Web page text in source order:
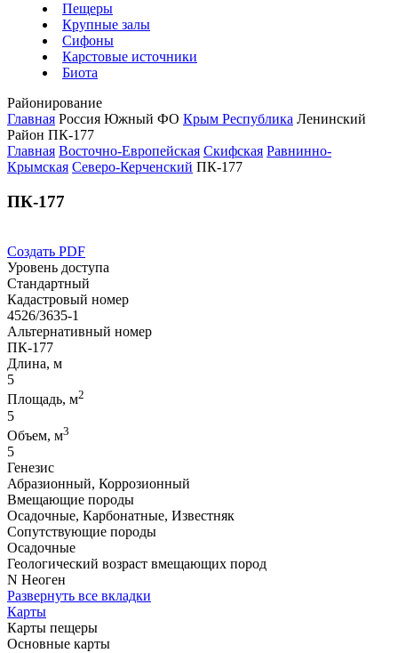
Пещеры
Крупные залы
Сифоны
Карстовые источники
Биота
Районирование
Главная Россия Южный ФО Крым Республика Ленинский
Район ПК-177
Главная Восточно-Европейская Скифская Равнинно-
Крымская Северо-Керченский ПК-177
ПК-177
Создать PDF
Уровень доступа
Стандартный
Кадастровый номер
4526/3635-1
Альтернативный номер
ПК-177
Длина, м
5
Площадь, м2
5
Объем, м3
5
Генезис
Абразионный, Коррозионный
Вмещающие породы
Осадочные, Карбонатные, Известняк
Сопутствующие породы
Осадочные
Геологический возраст вмещающих пород
N Неоген
Развернуть все вкладки
Карты
Карты пещеры
Основные карты